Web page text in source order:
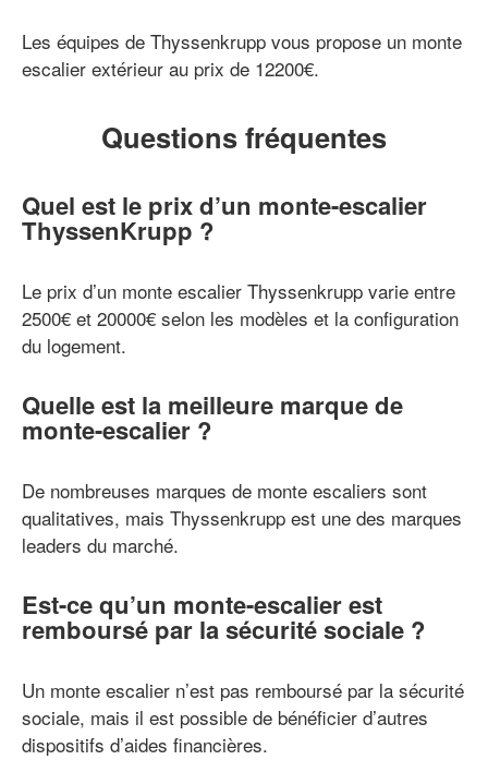
Les équipes de Thyssenkrupp vous propose un monte
escalier extérieur au prix de 12200€.
Questions fréquentes
Quel est le prix d’un monte-escalier
ThyssenKrupp ?
Le prix d’un monte escalier Thyssenkrupp varie entre
2500€ et 20000€ selon les modèles et la configuration
du logement.
Quelle est la meilleure marque de
monte-escalier ?
De nombreuses marques de monte escaliers sont
qualitatives, mais Thyssenkrupp est une des marques
leaders du marché.
Est-ce qu’un monte-escalier est
remboursé par la sécurité sociale ?
Un monte escalier n’est pas remboursé par la sécurité
sociale, mais il est possible de bénéficier d’autres
dispositifs d’aides financières.